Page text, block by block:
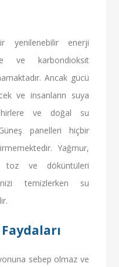
yenilenebilir enerji
ve karbondioksit
Ancak gücü
ve insanların suya
ve doğal su
panelleri hiçbir
Yağmur,
toz ve döküntüleri
temizlerken su
sebep olmaz ve